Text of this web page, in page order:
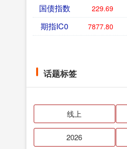
国债指数 229.69
期指IC0 7877.80
话题标签
线上
2026